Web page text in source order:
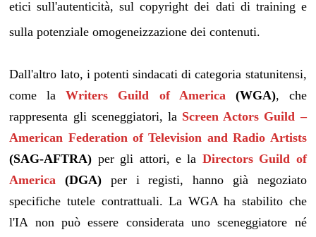
etici sull'autenticità, sul copyright dei dati di training e
sulla potenziale omogeneizzazione dei contenuti.
Dall'altro lato, i potenti sindacati di categoria statunitensi,
come laWriters Guild of America(WGA), che
rappresenta gli sceneggiatori, la Screen Actors Guild –
American Federation of Television and Radio Artists
(SAG-AFTRA) per gli attori, e la Directors Guild of
America(DGA) per i registi, hanno già negoziato
specifiche tutele contrattuali. La WGA ha stabilito che
l'IA non può essere considerata uno sceneggiatore né